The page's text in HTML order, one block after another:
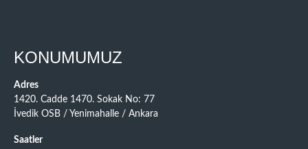
KONUMUMUZ
Adres
1420. Cadde 1470. Sokak No: 77
İvedik OSB / Yenimahalle / Ankara
Saatler